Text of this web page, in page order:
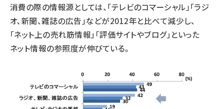
消費の際の情報源としては、「テレビのコマーシャル」「ラジ
オ、新聞、雑誌の広告」などが2012年と比べて減少し、
「ネット上の売れ筋情報」「評価サイトやブログ」といった
ネット情報の参照度が伸びている。